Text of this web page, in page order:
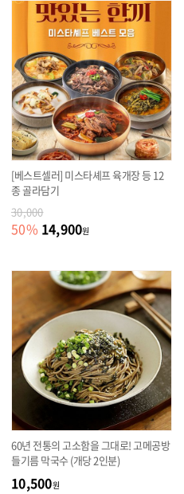
[베스트셀러] 미스타셰프 육개장 등 12
종 골라담기
30,000
50% 14,900원
60년 전통의 고소함을 그대로! 고메공방
들기름 막국수 (개당 2인분)
10,500원